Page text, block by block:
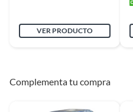
Duración en
-
VER PRODUCTO
Complementa tu compra